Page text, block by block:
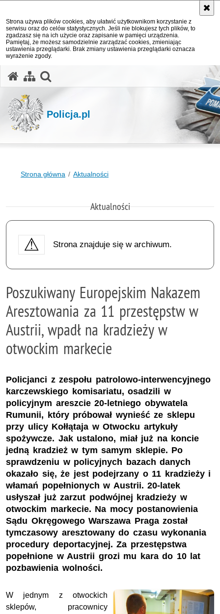
Strona używa plików cookies, aby ułatwić użytkownikom korzystanie z
serwisu oraz do celów statystycznych. Jeśli nie blokujesz tych plików, to
zgadzasz się na ich użycie oraz zapisanie w pamięci urządzenia.
Pamiętaj, że możesz samodzielnie zarządzać cookies, zmieniając
ustawienia przeglądarki. Brak zmiany ustawienia przeglądarki oznacza
wyrażenie zgody.
Policja.pl
Strona główna Aktualności
Aktualności
Strona znajduje się w archiwum.
Poszukiwany Europejskim Nakazem
Aresztowania za 11 przestępstw w
Austrii, wpadł na kradzieży w
otwockim markecie
Policjanci z zespołu patrolowo-interwencyjnego
karczewskiego komisariatu, osadzili w
policyjnym areszcie 20-letniego obywatela
Rumunii, który próbował wynieść ze sklepu
przy ulicy Kołłątaja w Otwocku artykuły
spożywcze. Jak ustalono, miał już na koncie
jedną kradzież w tym samym sklepie. Po
sprawdzeniu w policyjnych bazach danych
okazało się, że jest podejrzany o 11 kradzieży i
włamań popełnionych w Austrii. 20-latek
usłyszał już zarzut podwójnej kradzieży w
otwockim markecie. Na mocy postanowienia
Sądu Okręgowego Warszawa Praga został
tymczasowy aresztowany do czasu wykonania
procedury deportacyjnej. Za przestępstwa
popełnione w Austrii grozi mu kara do 10 lat
pozbawienia wolności.
W jednym z otwockich
sklepów, pracownicy